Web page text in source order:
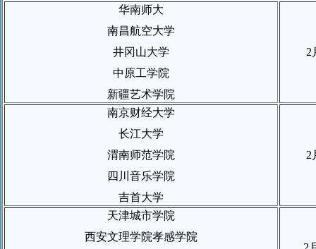
华南师大
南昌航空大学
井冈山大学
中原工学院
新疆艺术学院
2
南京财经大学
长江大学
渭南师范学院
四川音乐学院
吉首大学
2
天津城市学院
西安文理学院孝感学院